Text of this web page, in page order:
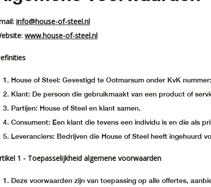
info@house-of-steel.nl
www.house-of-steel.nl
House of Steel: Gevestigd te Ootmarsum onder KvK
Klant: De persoon die gebruikmaakt van een product of
Partijen: House of Steel en klant samen.
Consument: Een klant die tevens een individu is en die als
Leveranciers: Bedrijven die House of Steel heeft ingehuurd
1 - Toepasselijkheid algemene voorwaarden
Deze voorwaarden zijn van toepassing op alle offertes,